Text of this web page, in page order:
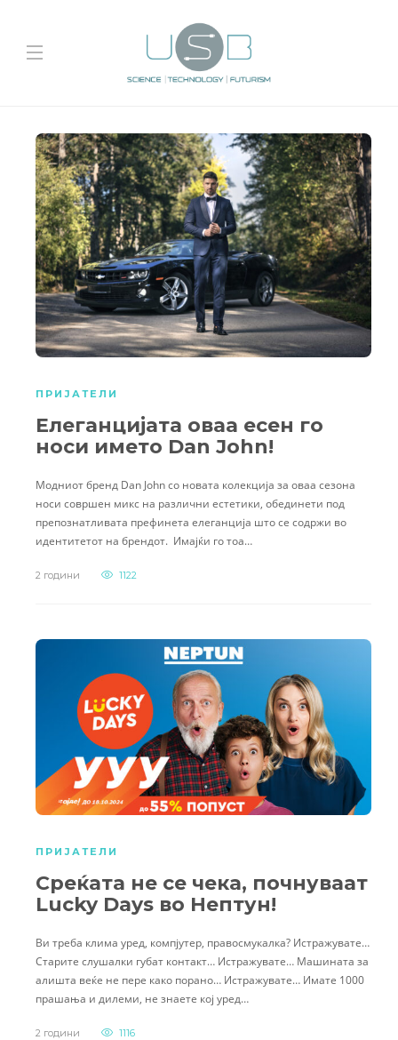
ПРИЈАТЕЛИ
Елеганцијата оваа есен го
носи името Dan John!
Модниот бренд Dan John со новата колекција за оваа сезона
носи совршен микс на различни естетики, обединети под
препознатливата префинета елеганција што се содржи во
идентитетот на брендот. Имајќи го тоа…
2 години 1122
ПРИЈАТЕЛИ
Среќата не се чека, почнуваат
Lucky Days во Нептун!
Ви треба клима уред, компјутер, правосмукалка? Истражувате…
Старите слушалки губат контакт… Истражувате… Машината за
алишта веќе не пере како порано… Истражувате… Имате 1000
прашања и дилеми, не знаете кој уред…
2 години 1116